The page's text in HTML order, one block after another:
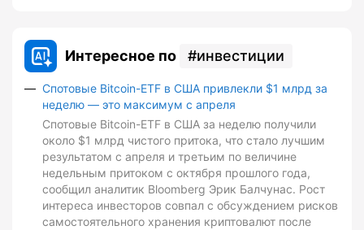
Интересное по инвестиции
Спотовые Bitcoin-ETF в США привлекли $1 млрд за
неделю — это максимум с апреля
Спотовые Bitcoin-ETF в США за неделю получили
около $1 млрд чистого притока, что стало лучшим
результатом с апреля и третьим по величине
недельным притоком с октября прошлого года,
сообщил аналитик Bloomberg Эрик Балчунас. Рост
интереса инвесторов совпал с обсуждением рисков
самостоятельного хранения криптовалют после